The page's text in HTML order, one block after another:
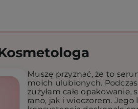
Muszę przyznać, że to
moich ulubionych.
zużyłam całe opakowanie,
rano, jak i wieczorem. Jego